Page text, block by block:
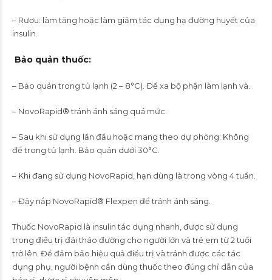
– Rượu: làm tăng hoặc làm giảm tác dụng hạ đường huyết của
insulin.
Bảo quản thuốc:
– Bảo quản trong tủ lạnh (2 – 8°C). Để xa bộ phận làm lạnh và.
– NovoRapid® tránh ánh sáng quá mức.
– Sau khi sử dụng lần đầu hoặc mang theo dự phòng: Không
để trong tủ lạnh. Bảo quản dưới 30°C.
– Khi đang sử dụng NovoRapid, hạn dùng là trong vòng 4 tuần.
– Đậy nắp NovoRapid® Flexpen để tránh ánh sáng.
Thuốc NovoRapid là insulin tác dụng nhanh, được sử dụng
trong điều trị đái tháo đường cho người lớn và trẻ em từ 2 tuổi
trở lên. Để đảm bảo hiệu quả điều trị và tránh được các tác
dụng phụ, người bệnh cần dùng thuốc theo đúng chỉ dẫn của